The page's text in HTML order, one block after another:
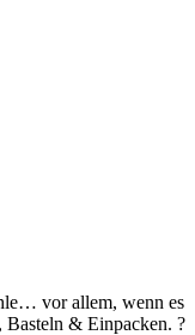
vor allem, wenn es
Basteln & Einpacken. ?